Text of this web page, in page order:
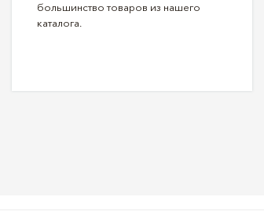
большинство товаров из нашего
каталога.